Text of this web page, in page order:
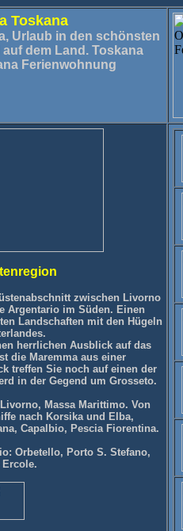
Toskana
Urlaub in den schönsten
auf dem Land. Toskana
Ferienwohnung
zwischen Livorno
Argentario im Süden. Einen
Landschaften mit den Hügeln
herrlichen Ausblick auf das
die Maremma aus einer
treffen Sie noch auf einen der
in der Gegend um Grosseto.
Massa Marittimo. Von
nach Korsika und Elba,
Capalbio, Pescia Fiorentina.
Orbetello, Porto S. Stefano,
Ercole.